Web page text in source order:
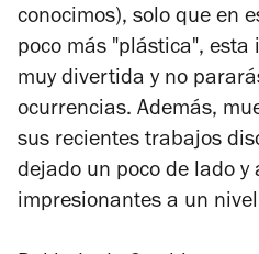
conocimos), solo que en
poco más "plástica",
muy divertida y no
ocurrencias. Además,
sus recientes trabajos
dejado un poco de lado y
impresionantes a un